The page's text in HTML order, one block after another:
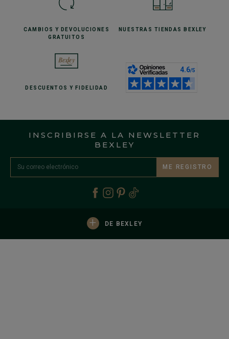
CAMBIOS Y DEVOLUCIONES
GRATUITOS
NUESTRAS TIENDAS BEXLEY
DESCUENTOSY FIDELIDAD
INSCRIBIRSE A LA NEWSLETTER
BEXLEY
ME REGISTRO
+ DE BEXLEY